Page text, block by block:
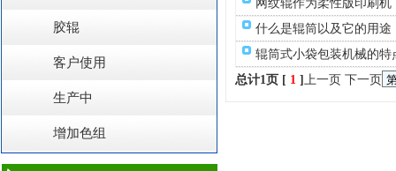
胶辊
客户使用
生产中
增加色组
网纹辊作为柔性版印刷机
什么是辊筒以及它的用途
辊筒式小袋包装机械的特
总计1页 [ 1 ] 上一页 下一页